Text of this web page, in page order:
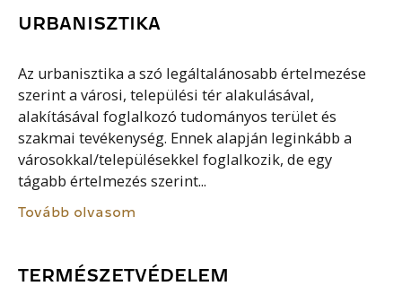
URBANISZTIKA
Az urbanisztika a szó legáltalánosabb értelmezése
szerint a városi, települési tér alakulásával,
alakításával foglalkozó tudományos terület és
szakmai tevékenység. Ennek alapján leginkább a
városokkal/településekkel foglalkozik, de egy
tágabb értelmezés szerint...
Tovább olvasom
TERMÉSZETVÉDELEM